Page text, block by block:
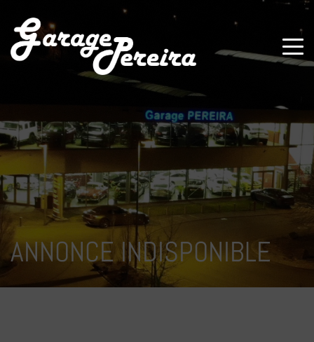
ANNONCE INDISPONIBLE
Paramètres avancés des cookies